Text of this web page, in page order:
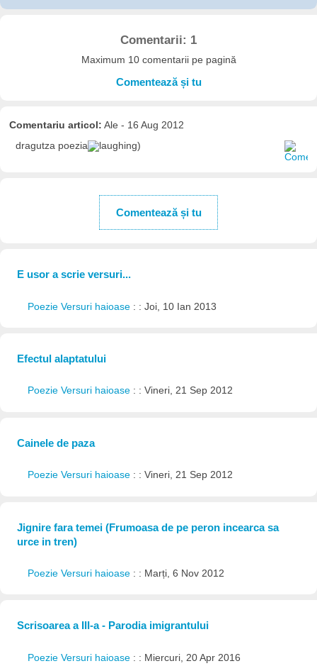
Comentarii: 1
Maximum 10 comentarii pe pagină
Comentează și tu
Comentariu articol: Ale - 16 Aug 2012
dragutza poezia
)
Comentează și tu
E usor a scrie versuri...
Poezie Versuri haioase : : Joi, 10 Ian 2013
Efectul alaptatului
Poezie Versuri haioase : : Vineri, 21 Sep 2012
Cainele de paza
Poezie Versuri haioase : : Vineri, 21 Sep 2012
Jignire fara temei (Frumoasa de pe peron incearca sa
urce in tren)
Poezie Versuri haioase : : Marți, 6 Nov 2012
Scrisoarea a III-a - Parodia imigrantului
Poezie Versuri haioase : : Miercuri, 20 Apr 2016